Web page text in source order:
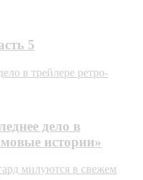
5
в трейлере ретро-
дело в
истории»
милуются в свежем